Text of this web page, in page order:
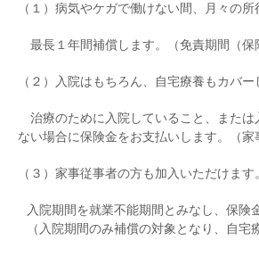
（１）病気やケガで働けない間、月々の所
最長１年間補償します。（免責期間（
（２）入院はもちろん、自宅療養もカバー
治療のために入院していること、また
ない場合に保険金をお支払いします。（
（３）家事従事者の方も加入いただけます
入院期間を就業不能期間とみなし、保険
（入院期間のみ補償の対象となり、自